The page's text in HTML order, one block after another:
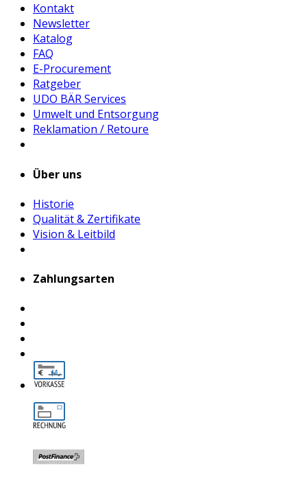
Kontakt
Newsletter
Katalog
FAQ
E-Procurement
Ratgeber
UDO BÄR Services
Umwelt und Entsorgung
Reklamation / Retoure
Über uns
Historie
Qualität & Zertifikate
Vision & Leitbild
Zahlungsarten